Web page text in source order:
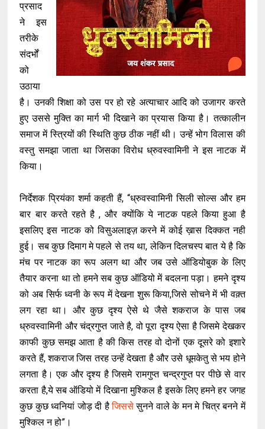
प्रसाद
ने इस
तरीके
संदर्भों
को
उठाया
है। उनकी शिक्षा को उस पर हो रहे अत्याचार आदि को उजागर करते
हुए उससे मुक्ति का मार्ग भी दिखाने का प्रयास किया है। तत्कालीन
समाज में स्त्रियों की स्थिति कुछ ठीक नहीं थी। उन्हें भोग विलास की
वस्तु समझा जाता था जिसका विरोध ध्रुवस्वामिनी ने इस नाटक में
किया।
निर्देशक प्रियंका शर्मा कहती हैं, “ध्रुवस्वामिनी सिली सोल्स और हम
बार बार करते रहते है , और क्योंकि ये नाटक पहले किया हुआ है
इसलिए इस नाटक को विसुअलाइज़ करने में कोई ख़ास दिक्कत नही
हुई। सब कुछ दिमाग मे पहले से तय था, लेकिन दिलचस्प बात ये है कि
मंच पर नाटक का रूप अलग था और जब उसे ऑडियोबुक के लिए
तैयार करना था तो हमने सब कुछ ऑडियो में बदलना पड़ा। हमने दृश्य
को अब सिर्फ ध्वनी के रूप में देखना शुरू किया,जिसे सोचने में भी वक़्त
लग रहा था। और कुछ दृश्य ऐसे थे जैसे शकराज के पास जब
ध्रुवस्वामिनी और चंद्रगुप्त जाते है, वो पूरा दृश्य ऐसा है जिसमे देखकर
काफी कुछ समझ आता है की किस तरह वो दोनों एक दूसरे को इशारे
करते हैं, शकराज जिस तरह उन्हें देखता है और उसे धूमकेतु से भय होने
लगता है। एक और दृश्य है जिसमे रामगुप्त चन्द्रगुप्त पर पीछे से वार
करता है,ये सब ऑडियो में दिखाना मुश्किल है इसके लिए हमने हर जगह
कुछ कुछ ध्वनियां जोड़ दी हैजिससेसुनने वाले के मन मे चित्र बनने में
मुश्किल न हो”।